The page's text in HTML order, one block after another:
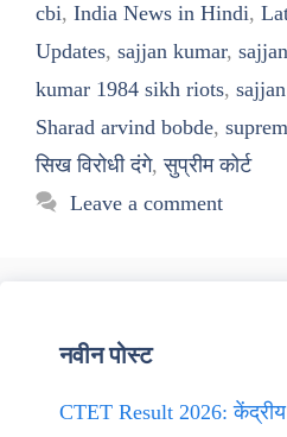
cbi, India News in Hindi,
Updates, sajjan kumar,
kumar 1984 sikh riots,
Sharad arvind bobde,
सिख विरोधी दंगे,सुप्रीम कोर्ट
Leave a comment
नवीन पोस्ट
CTET Result 2026: केंद्रीय